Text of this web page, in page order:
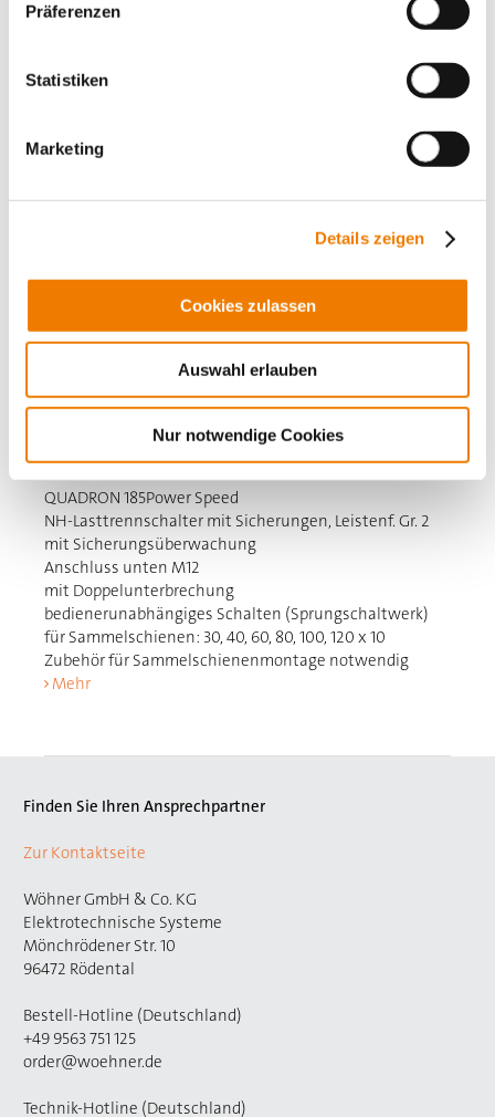
Präferenzen
Statistiken
Marketing
Details zeigen
Cookies zulassen
Auswahl erlauben
Nur notwendige Cookies
Zubehör
000A
QUADRON 185Power Speed
NH-Lasttrennschalter mit Sicherungen, Leistenf. Gr. 2
mit Sicherungsüberwachung
Anschluss unten M12
mit Doppelunterbrechung
bedienerunabhängiges Schalten (Sprungschaltwerk)
für Sammelschienen: 30, 40, 60, 80, 100, 120 x 10
Zubehör für Sammelschienenmontage notwendig
Mehr
Finden Sie Ihren Ansprechpartner
Zur Kontaktseite
Wöhner GmbH & Co. KG
Elektrotechnische Systeme
Mönchrödener Str. 10
96472 Rödental
Bestell-Hotline (Deutschland)
+49 9563 751 125
order@woehner.de
Technik-Hotline (Deutschland)